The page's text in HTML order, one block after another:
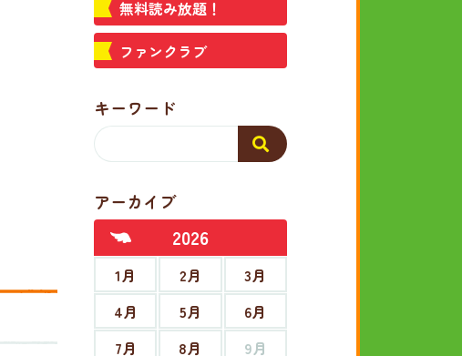
無料読み放題！
ファンクラブ
キーワード
アーカイブ
2026
1月 2月
3月
4月
5月
6月
7月
8月
9月